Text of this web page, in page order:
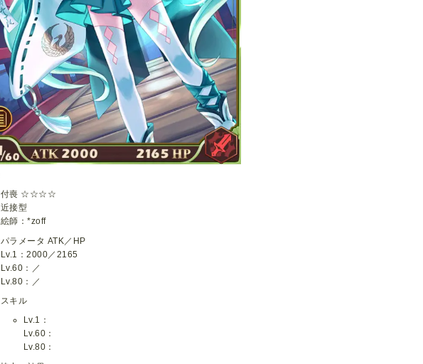
付喪 ☆☆☆☆
近接型
絵師：*zoff
パラメータ ATK／HP
Lv.1：2000／2165
Lv.60：／
Lv.80：／
スキル
Lv.1：
Lv.60：
Lv.80：